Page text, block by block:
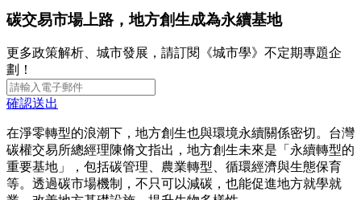
碳交易市場上路，地方創生成為永續基地
更多政策解析、城市發展，請訂閱《城市學》不定期專題企
劃！
確認送出
在淨零轉型的浪潮下，地方創生也與環境永續關係密切。台灣
碳權交易所總經理陳脩文指出，地方創生未來是「永續轉型的
重要基地」，包括碳管理、農業轉型、循環經濟與生態保育
等。透過碳市場機制，不只可以減碳，也能促進地方就學就